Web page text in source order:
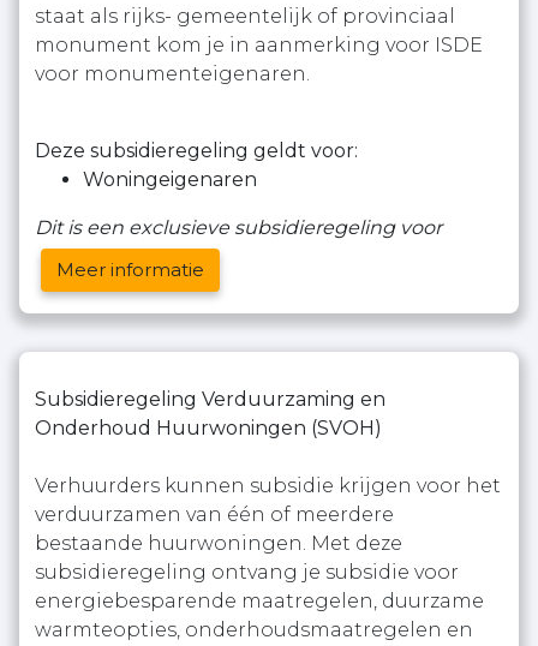
staat als rijks- gemeentelijk of provinciaal
monument kom je in aanmerking voor ISDE
voor monumenteigenaren.
Deze subsidieregeling geldt voor:
Woningeigenaren
Dit is een exclusieve subsidieregeling voor
Meer informatie
Subsidieregeling Verduurzaming en
Onderhoud Huurwoningen (SVOH)
Verhuurders kunnen subsidie krijgen voor het
verduurzamen van één of meerdere
bestaande huurwoningen. Met deze
subsidieregeling ontvang je subsidie voor
energiebesparende maatregelen, duurzame
warmteopties, onderhoudsmaatregelen en